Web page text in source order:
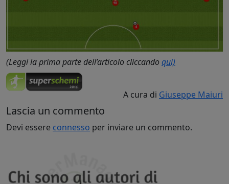
(Leggi la prima parte dell’articolo cliccandoqui)
A cura di Giuseppe Maiuri
Lascia un commento
Devi essere connesso per inviare un commento.